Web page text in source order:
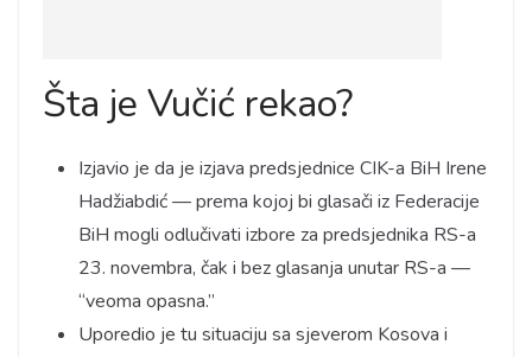
Šta je Vučić rekao?
Izjavio je da je izjava predsjednice CIK-a BiH Irene
Hadžiabdić — prema kojoj bi glasači iz Federacije
BiH mogli odlučivati izbore za predsjednika RS-a
23. novembra, čak i bez glasanja unutar RS-a —
“veoma opasna.”
Uporedio je tu situaciju sa sjeverom Kosova i